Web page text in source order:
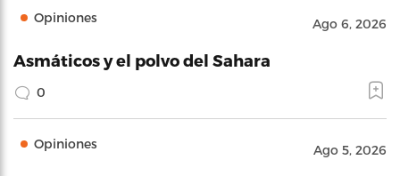
Opiniones Ago 6, 2026
Asmáticos y el polvo del Sahara
0
Opiniones Ago 5, 2026